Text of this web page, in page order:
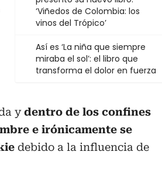
‘Viñedos de Colombia: los
vinos del Trópico’
Así es ‘La niña que siempre
miraba el sol’: el libro que
transforma el dolor en fuerza
ydentro de los confines
e irónicamente se
debido a la influencia de